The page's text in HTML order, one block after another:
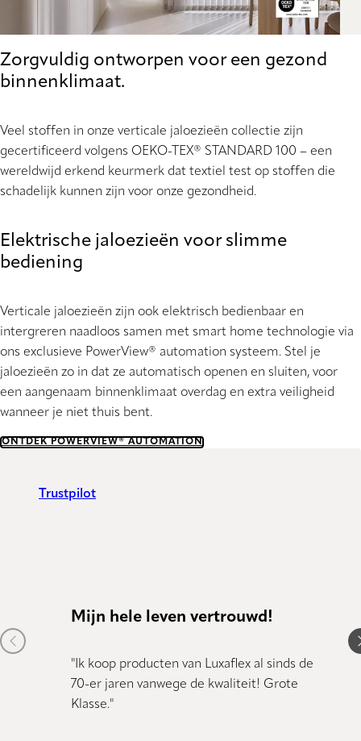
Zorgvuldig ontworpen voor een gezond
binnenklimaat.
Veel stoffen in onze verticale jaloezieën collectie zijn
gecertificeerd volgens OEKO-TEX® STANDARD 100 – een
wereldwijd erkend keurmerk dat textiel test op stoffen die
schadelijk kunnen zijn voor onze gezondheid.
Elektrische jaloezieën voor slimme
bediening
Verticale jaloezieën zijn ook elektrisch bedienbaar en
intergreren naadloos samen met smart home technologie via
ons exclusieve PowerView® automation systeem. Stel je
jaloezieën zo in dat ze automatisch openen en sluiten, voor
een aangenaam binnenklimaat overdag en extra veiligheid
wanneer je niet thuis bent.
ONTDEK POWERVIEW® AUTOMATION
Trustpilot
Mijn hele leven vertrouwd!
"Ik koop producten van Luxaflex al sinds de
70-er jaren vanwege de kwaliteit! Grote
Klasse."
Previous item